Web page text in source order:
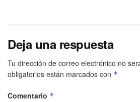
Deja una respuesta
Tu dirección de correo electrónico no
obligatorios están marcados con *
Comentario *